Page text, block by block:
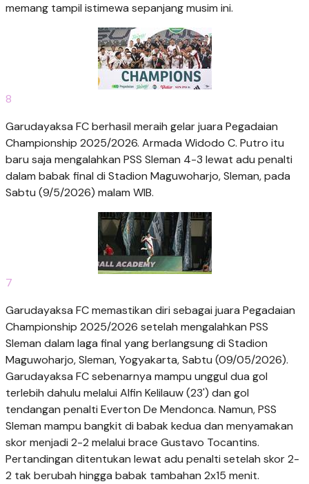
memang tampil istimewa sepanjang musim ini.
8
Garudayaksa FC berhasil meraih gelar juara Pegadaian
Championship 2025/2026. Armada Widodo C. Putro itu
baru saja mengalahkan PSS Sleman 4-3 lewat adu penalti
dalam babak final di Stadion Maguwoharjo, Sleman, pada
Sabtu (9/5/2026) malam WIB.
7
Garudayaksa FC memastikan diri sebagai juara Pegadaian
Championship 2025/2026 setelah mengalahkan PSS
Sleman dalam laga final yang berlangsung di Stadion
Maguwoharjo, Sleman, Yogyakarta, Sabtu (09/05/2026).
Garudayaksa FC sebenarnya mampu unggul dua gol
terlebih dahulu melalui Alfin Kelilauw (23') dan gol
tendangan penalti Everton De Mendonca. Namun, PSS
Sleman mampu bangkit di babak kedua dan menyamakan
skor menjadi 2-2 melalui brace Gustavo Tocantins.
Pertandingan ditentukan lewat adu penalti setelah skor 2-
2 tak berubah hingga babak tambahan 2x15 menit.